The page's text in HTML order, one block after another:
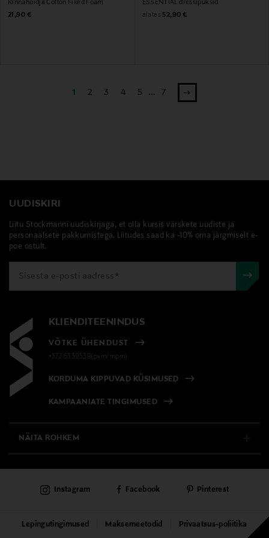
Rinnahoidja Cotton Fixed Foam
Original Price
21,90 €
ESSENTIAL dressipüksid
alates Original Price
52,90 €
1 2 3 4 5 ... 7
UUDISKIRI
Liitu Stockmanni uudiskirjaga, et olla kursis värskete uudiste ja
personaalsete pakkumistega. Liitudes saad ka -10% oma järgmiselt e-
poe ostult.
KLIENDITEENINDUS
VÕTKE ÜHENDUST
+372 6339539(pvm/mpm)
KORDUMA KIPPUVAD KÜSIMUSED
KAMPAANIATE TINGIMUSED
NÄITA ROHKEM
PÜSIKLIENDITEENINDUS
KAUBAMAJAD
Lepingutingimused Maksemeetodid Privaatsus-poliitika
Instagram Facebook Pinterest